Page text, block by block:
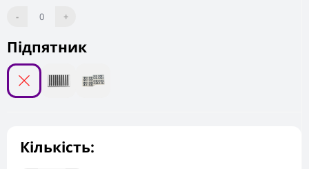
Підпятник
- 0 +
Кількість: